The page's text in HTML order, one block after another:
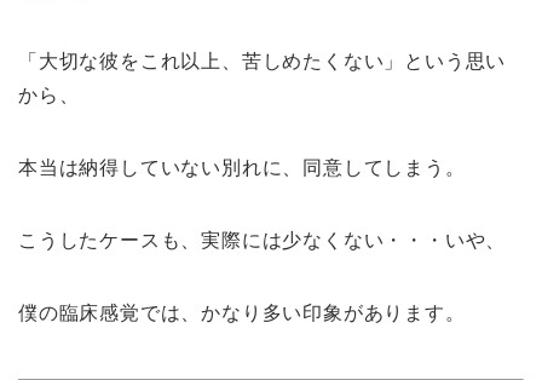
「大切な彼をこれ以上、苦しめたくない」という思い
から、
本当は納得していない別れに、同意してしまう。
こうしたケースも、実際には少なくない・・・いや、
僕の臨床感覚では、かなり多い印象があります。